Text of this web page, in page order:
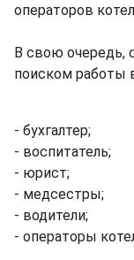
операторов
В свою очередь,
поиском работы
- бухгалтер;
- воспитатель;
- юрист;
- медсестры;
- водители;
- операторы